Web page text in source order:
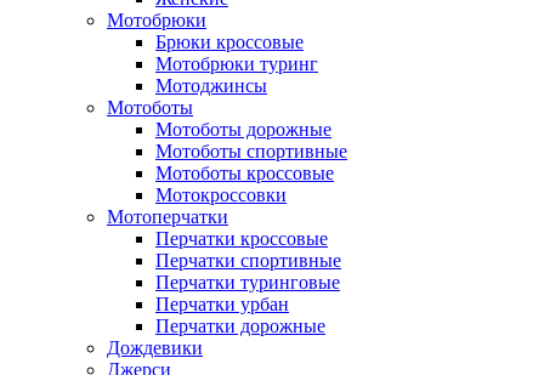
Мотобрюки
Брюки кроссовые
Мотобрюки туринг
Мотоджинсы
Мотоботы
Мотоботы дорожные
Мотоботы спортивные
Мотоботы кроссовые
Мотокроссовки
Мотоперчатки
Перчатки кроссовые
Перчатки спортивные
Перчатки туринговые
Перчатки урбан
Перчатки дорожные
Дождевики
Джерси